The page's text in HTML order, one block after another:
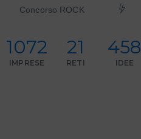
Concorso ROCK
1072
IMPRESE
21
RETI
458
IDEE